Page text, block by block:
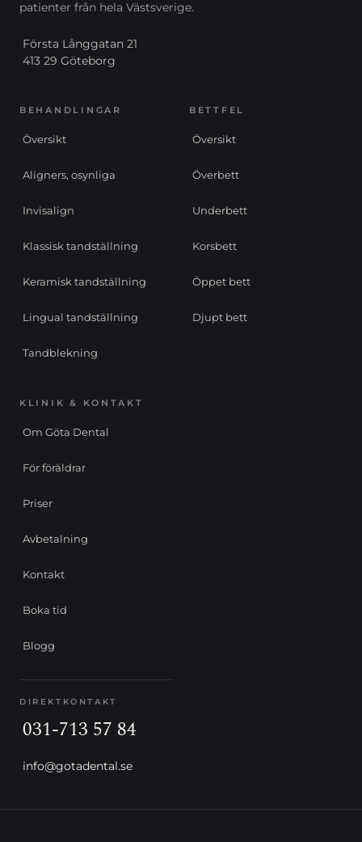
patienter från hela Västsverige.
Första Långgatan 21
413 29 Göteborg
BEHANDLINGAR
Översikt
Aligners, osynliga
Invisalign
Klassisk tandställning
Keramisk tandställning
Lingual tandställning
Tandblekning
BETTFEL
Översikt
Överbett
Underbett
Korsbett
Öppet bett
Djupt bett
KLINIK & KONTAKT
Om Göta Dental
För föräldrar
Priser
Avbetalning
Kontakt
Boka tid
Blogg
DIREKTKONTAKT
031-713 57 84
info@gotadental.se